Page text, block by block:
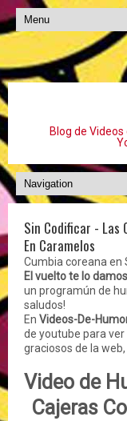
Blog de
Sin Codificar - Las
En Caramelos
Cumbia coreana en
El vuelto te lo
un programún de
saludos!
En Videos-De-
de youtube para
graciosos de la
Video de
Cajeras